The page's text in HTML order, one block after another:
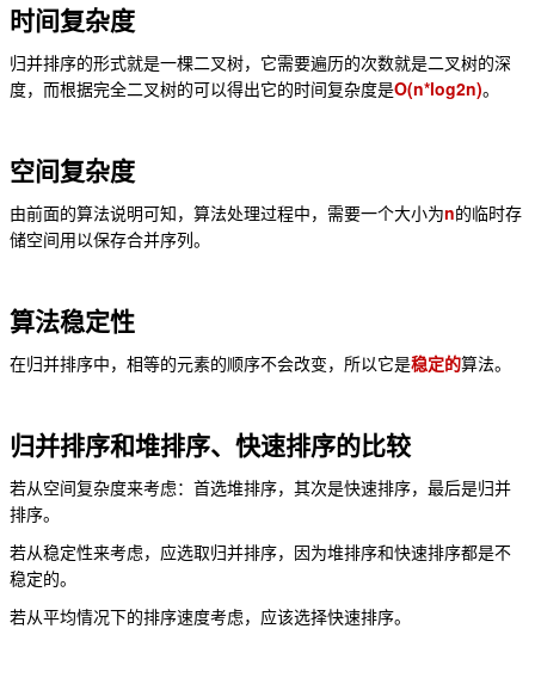
时间复杂度
归并排序的形式就是一棵二叉树，它需要遍历的次数就是二叉树的深
度，而根据完全二叉树的可以得出它的时间复杂度是O(n*log2n)。
空间复杂度
由前面的算法说明可知，算法处理过程中，需要一个大小为n的临时存
储空间用以保存合并序列。
算法稳定性
在归并排序中，相等的元素的顺序不会改变，所以它是稳定的算法。
归并排序和堆排序、快速排序的比较
若从空间复杂度来考虑：首选堆排序，其次是快速排序，最后是归并
排序。
若从稳定性来考虑，应选取归并排序，因为堆排序和快速排序都是不
稳定的。
若从平均情况下的排序速度考虑，应该选择快速排序。